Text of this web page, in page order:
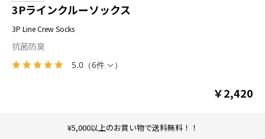
5.0 （6件 ）
3Pラインクルーソックス
3P Line Crew Socks
抗菌防臭
￥2,420
¥5,000以上のお買い物で送料無料！！